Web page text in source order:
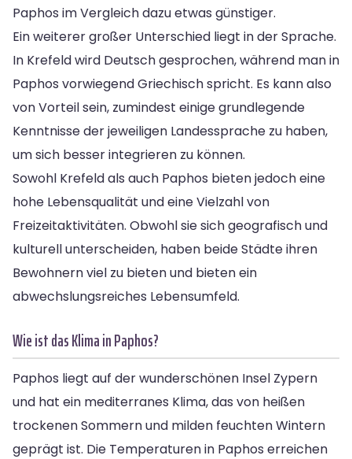
Paphos im Vergleich dazu etwas günstiger.
Ein weiterer großer Unterschied liegt in der Sprache.
In Krefeld wird Deutsch gesprochen, während man in
Paphos vorwiegend Griechisch spricht. Es kann also
von Vorteil sein, zumindest einige grundlegende
Kenntnisse der jeweiligen Landessprache zu haben,
um sich besser integrieren zu können.
Sowohl Krefeld als auch Paphos bieten jedoch eine
hohe Lebensqualität und eine Vielzahl von
Freizeitaktivitäten. Obwohl sie sich geografisch und
kulturell unterscheiden, haben beide Städte ihren
Bewohnern viel zu bieten und bieten ein
abwechslungsreiches Lebensumfeld.
Wie ist das Klima in Paphos?
Paphos liegt auf der wunderschönen Insel Zypern
und hat ein mediterranes Klima, das von heißen
trockenen Sommern und milden feuchten Wintern
geprägt ist. Die Temperaturen in Paphos erreichen